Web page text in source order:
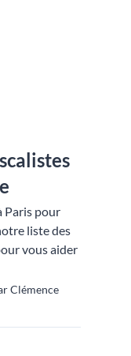
Paris pour
liste des
vous aider
Clémence